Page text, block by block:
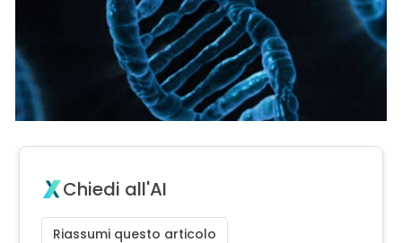
Chiedi all'AI
Riassumi questo articolo